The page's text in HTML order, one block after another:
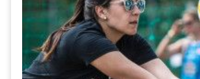
Krankenversicherung
Schwangerschaft & Sport